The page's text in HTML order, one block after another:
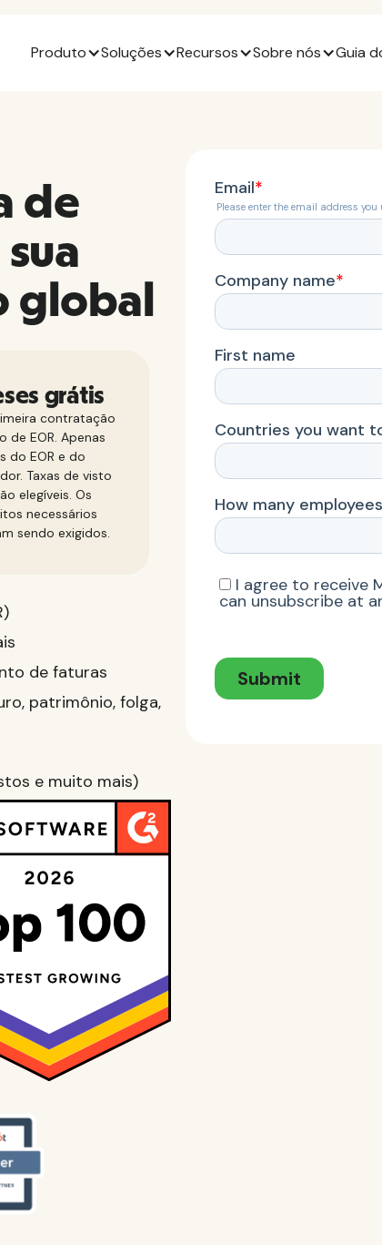
Produto Soluções Recursos Sobre nós Guia
de
global
grátis
contratação
de EOR. Apenas
do EOR e do
Taxas de visto
elegíveis. Os
necessários
sendo exigidos.
de faturas
patrimônio, folga,
e muito mais)